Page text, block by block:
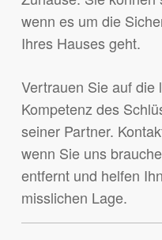
wenn es um die
Ihres Hauses geht.
Vertrauen Sie auf die
Kompetenz des
seiner Partner.
wenn Sie uns
entfernt und helfen
misslichen Lage.